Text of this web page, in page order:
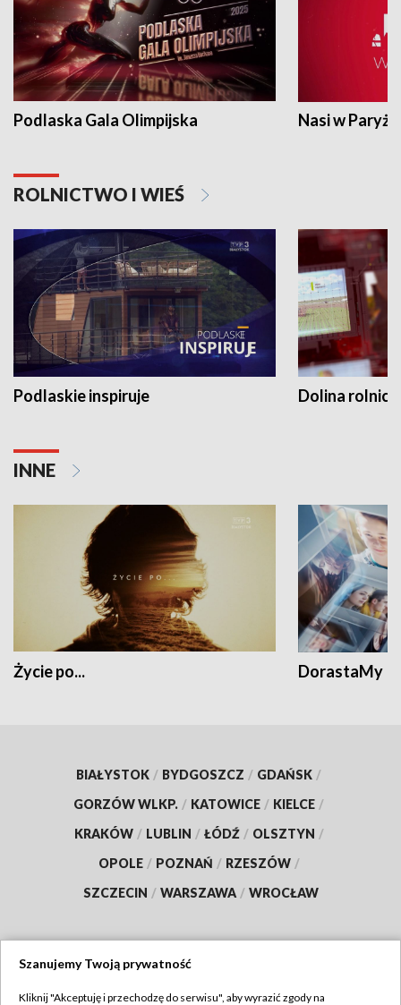
Podlaska Gala Olimpijska Nasi w Paryżu
ROLNICTWO I WIEŚ
Podlaskie inspiruje Dolina
INNE
Życie po... DorastaMy
BIAŁYSTOK / BYDGOSZCZ / GDAŃSK /
GORZÓW WLKP. / KATOWICE / KIELCE /
KRAKÓW / LUBLIN / ŁÓDŹ / OLSZTYN /
OPOLE / POZNAŃ / RZESZÓW /
SZCZECIN / WARSZAWA / WROCŁAW
Szanujemy Twoją prywatność
Kliknij "Akceptuję i przechodzę do serwisu", aby wyrazić zgody na